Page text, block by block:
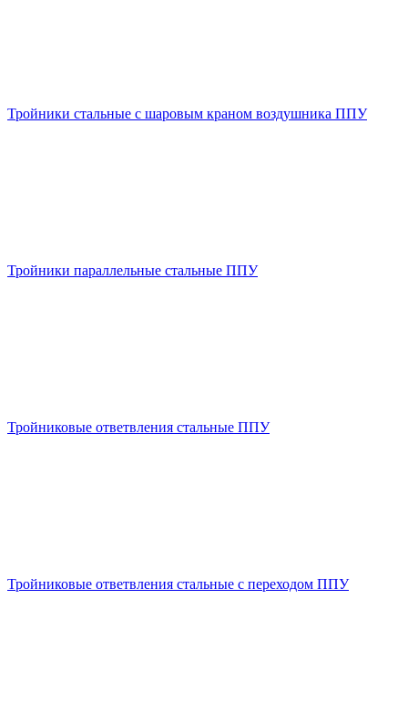
Тройники стальные с шаровым краном воздушника ППУ
Тройники параллельные стальные ППУ
Тройниковые ответвления стальные ППУ
Тройниковые ответвления стальные с переходом ППУ